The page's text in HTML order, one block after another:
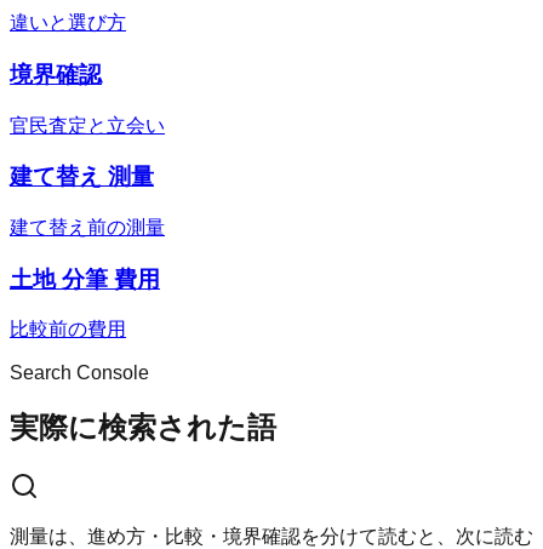
違いと選び方
境界確認
官民査定と立会い
建て替え 測量
建て替え前の測量
土地 分筆 費用
比較前の費用
Search Console
実際に検索された語
測量は、進め方・比較・境界確認を分けて読むと、次に読む